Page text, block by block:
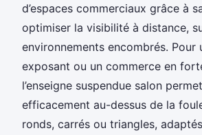
d’espaces commerciaux grâce à
optimiser la visibilité à distance,
environnements encombrés. Pour
exposant ou un commerce en
l’enseigne suspendue salon
efficacement au-dessus de la
ronds, carrés ou triangles,